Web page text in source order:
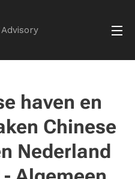
haven en
Chinese
Nederland